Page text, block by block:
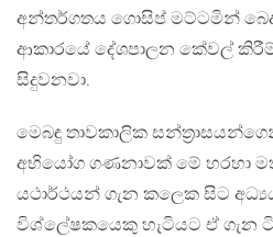
අන්තර්ගතය ගොසිප් මට්ටමින්
ආකාරයේ දේශපාලන කේවල් කිරීම්
සිදුවනවා.
මෙබඳු තාවකාලික
අභියෝග ගණනාවක් මේ හරහා
යථාර්ථයන් ගැන කලෙක සිට
විශ්ලේෂකයෙකු හැටියට ඒ ගැන